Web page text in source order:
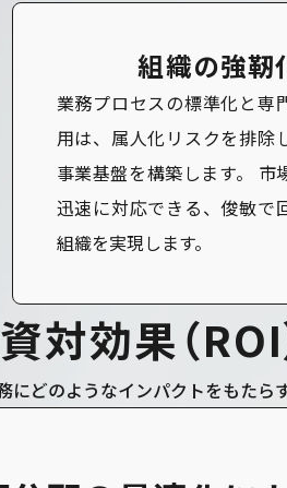
組織の強靭
業務プロセスの標準化と専
用は、属人化リスクを排除
事業基盤を構築します。 市
迅速に対応できる、俊敏で
組織を実現します。
資対効果（ROI
にどのようなインパクトをもたら